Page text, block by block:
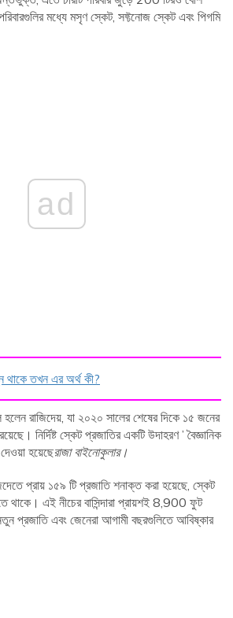
মধ্যে মসৃণ স্কেট, সফ্টনোজ স্কেট এবং পিগমি
ad
তখন এর অর্থ কী?
রাজিদেয়, যা ২০২০ সালের শেষের দিকে ১৫ জনের
নির্দিষ্ট স্কেট প্রজাতির একটি উদাহরণ ’ বৈজ্ঞানিক
হয়েছেরাজা বাইনোকুলার।
প্রায় ১৫৯ টি প্রজাতি শনাক্ত করা হয়েছে, স্কেট
থাকে। এই নীচের বাসিন্দারা প্রায়শই 8,900 ফুট
প্রজাতি এবং জেনেরা আগামী বছরগুলিতে আবিষ্কার